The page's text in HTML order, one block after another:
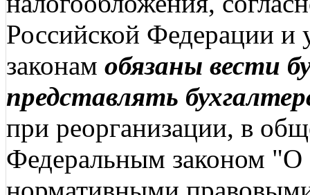
Российской Федерации
законам обязаны вести
представлять
при реорганизации, в
Федеральным законом "О